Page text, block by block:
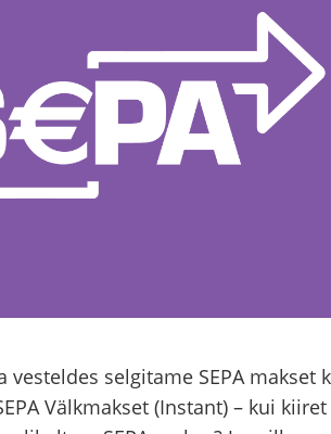
vesteldes selgitame SEPA makset
Välkmakset (Instant) – kui kiiret